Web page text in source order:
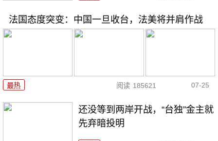
法国态度突变：中国一旦收台，法美将并肩作战
最热 阅读 185621 07-25
还没等到两岸开战，“台独”金主就
先弃暗投明